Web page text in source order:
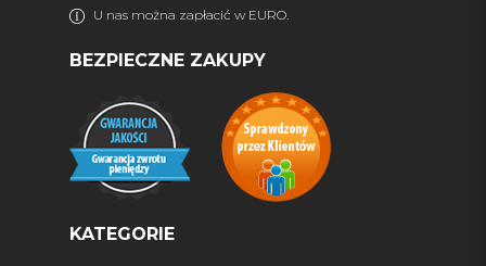
Kaski Interkomy, nawigacja
Spodnie
Skarpety
U nas można zapłacić w EURO.
BEZPIECZNE ZAKUPY
KATEGORIE